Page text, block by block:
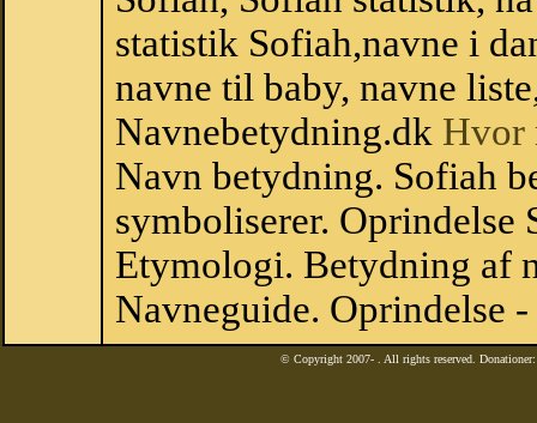
statistik Sofiah,navne i
navne til baby, navne
Navnebetydning.dk Hvor
Navn betydning. Sofiah
symboliserer. Oprindelse
Etymologi. Betydning af
Navneguide. Oprindelse
© Copyright 2007- . All rights reserved.